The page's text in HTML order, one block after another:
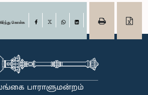
கொள்க Facebook